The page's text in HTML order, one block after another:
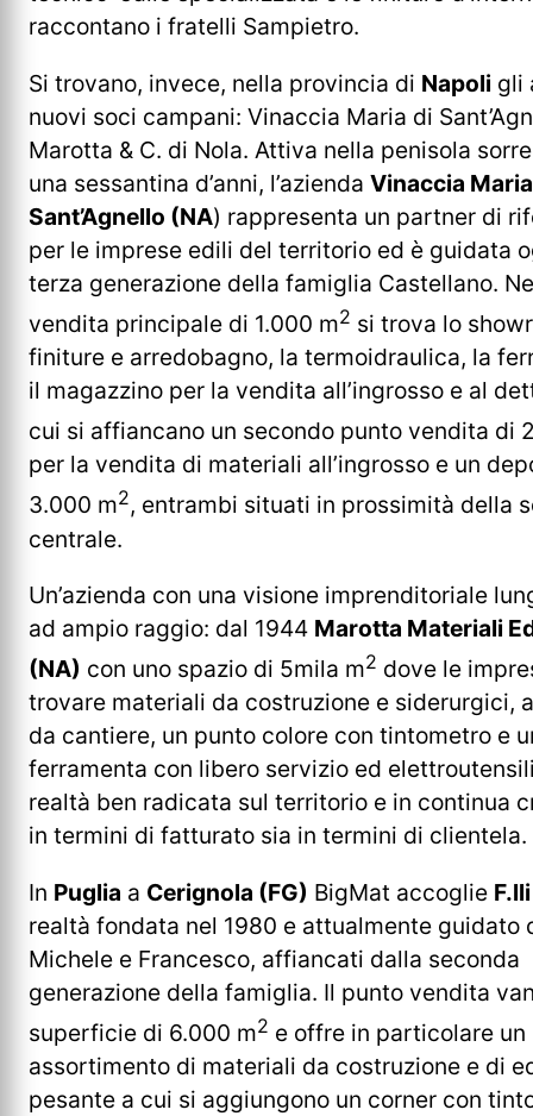
raccontano i fratelli Sampietro.
Si trovano, invece, nella provincia di Napoli gli
nuovi soci campani: Vinaccia Maria di
Marotta & C. di Nola. Attiva nella penisola
una sessantina d’anni, l’azienda Vinaccia
Sant’Agnello (NA) rappresenta un partner di
per le imprese edili del territorio ed è guidata
terza generazione della famiglia Castellano.
vendita principale di 1.000 m2 si trova lo
finiture e arredobagno, la termoidraulica, la
il magazzino per la vendita all’ingrosso e al
cui si affiancano un secondo punto vendita di
per la vendita di materiali all’ingrosso e un
3.000 m2, entrambi situati in prossimità della
centrale.
Un’azienda con una visione imprenditoriale
ad ampio raggio: dal 1944 Marotta Materiali
(NA) con uno spazio di 5mila m2 dove le
trovare materiali da costruzione e siderurgici,
da cantiere, un punto colore con tintometro e
ferramenta con libero servizio ed
realtà ben radicata sul territorio e in continua
in termini di fatturato sia in termini di clientela.
In Puglia a Cerignola (FG) BigMat accoglie
realtà fondata nel 1980 e attualmente guidato
Michele e Francesco, affiancati dalla seconda
generazione della famiglia. Il punto vendita
superficie di 6.000 m2 e offre in particolare un
assortimento di materiali da costruzione e di
pesante a cui si aggiungono un corner con